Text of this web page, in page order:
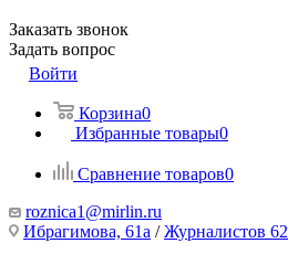
Заказать звонок
Задать вопрос
Войти
Корзина0
Избранные товары0
Сравнение товаров0
roznica1@mirlin.ru
Ибрагимова, 61а /Журналистов 62